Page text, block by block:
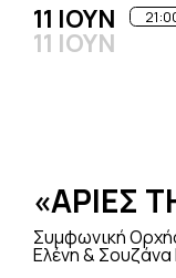
11 ΙΟΥΝ
11 ΙΟΥΝ
«ΑΡΙΕΣ
Συμφωνική
Ελένη & Σουζάνα